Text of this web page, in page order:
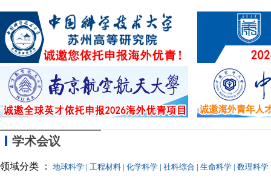
苏泊尔AI擦边
据
牌
学术会议
领域分类 ： 地球科学 | 工程材料 | 化学科学 | 社科综合 | 生命科学 | 数理科学